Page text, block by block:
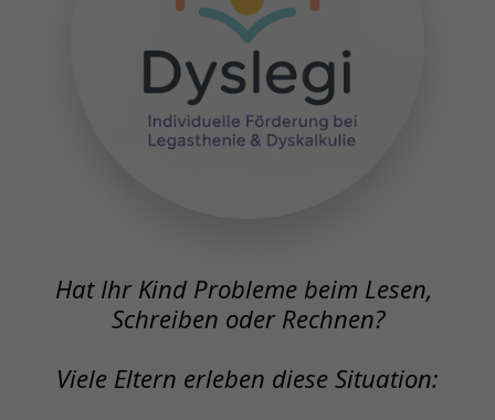
Hat Ihr Kind Probleme beim Lesen,
Schreiben oder Rechnen?
Viele Eltern erleben diese Situation: